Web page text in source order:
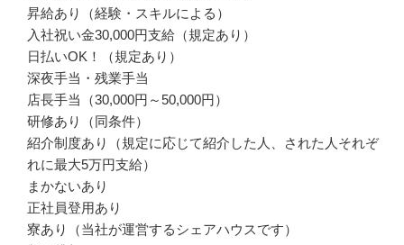
昇給あり（経験・スキルによる）
入社祝い金30,000円支給（規定あり）
日払いOK！（規定あり）
深夜手当・残業手当
店長手当（30,000円～50,000円）
研修あり（同条件）
紹介制度あり（規定に応じて紹介した人、された人それぞ
れに最大5万円支給）
まかないあり
正社員登用あり
寮あり（当社が運営するシェアハウスです）